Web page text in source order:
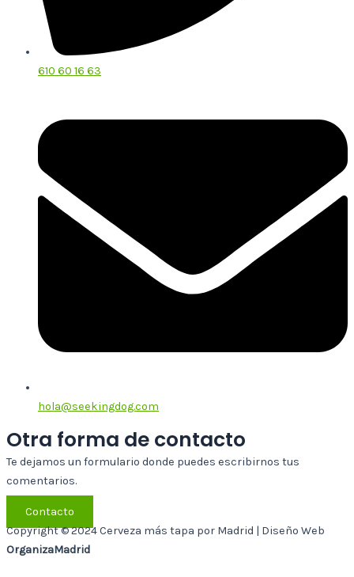
610 60 16 63
hola@seekingdog.com
Otra forma de contacto
Te dejamos un formulario donde puedes escribirnos tus
comentarios.
Contacto
Copyright © 2024 Cerveza más tapa por Madrid | Diseño Web
OrganizaMadrid